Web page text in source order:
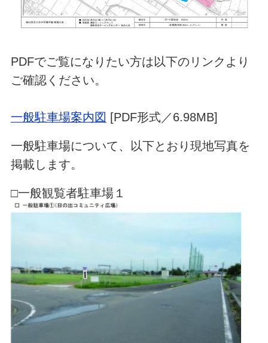
PDFでご覧になりたい方は以下のリンクより
ご確認ください。
一般駐車場案内図 [PDF形式／6.98MB]
一般駐車場について、以下とおり現地写真を
掲載します。
□一般観覧者駐車場１